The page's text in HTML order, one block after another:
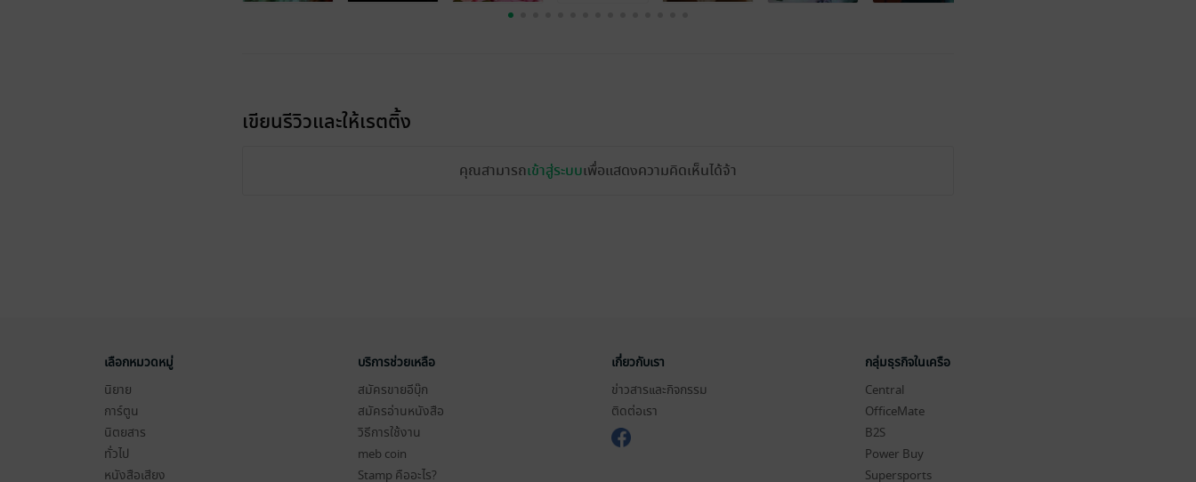
เขียนรีวิวและให้เรตติ้ง
คุณสามารถเข้าสู่ระบบเพื่อแสดงความคิดเห็นได้จ้า
เลือกหมวดหมู่
นิยาย
การ์ตูน
นิตยสาร
ทั่วไป
หนังสือเสียง
บริการช่วยเหลือ
สมัครขายอีบุ๊ก
สมัครอ่านหนังสือ
วิธีการใช้งาน
meb coin
Stamp คืออะไร?
เกี่ยวกับเรา
ข่าวสารและกิจกรรม
ติดต่อเรา
กลุ่มธุรกิจในเครือ
Central
OfficeMate
B2S
Power Buy
Supersports